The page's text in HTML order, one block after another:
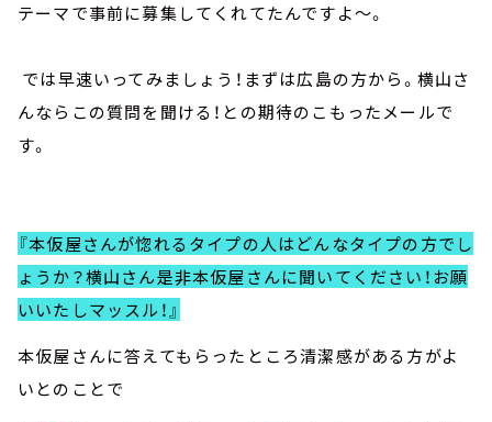
テーマで事前に募集してくれてたんですよ～。
では早速いってみましょう！まずは広島の方から。横山さ
んならこの質問を聞ける！との期待のこもったメールで
す。
『本仮屋さんが惚れるタイプの人はどんなタイプの方でし
ょうか？横山さん是非本仮屋さんに聞いてください！お願
いいたしマッスル！』
本仮屋さんに答えてもらったところ清潔感がある方がよ
いとのことで